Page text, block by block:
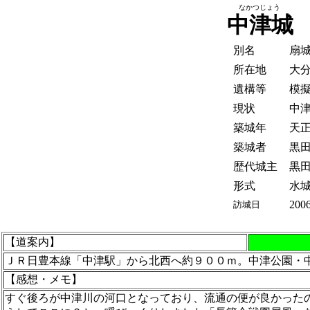
中津城
なかつじょう
【道案内】
ＪＲ日豊本線「中津駅」から北西へ約９００ｍ。中津公園
【感想・メモ】
すぐ後ろが中津川の河口となっており、流通の便が良かっ
別名
扇
所在地
大
遺構等
模
現状
中
築城年
天
築城者
黒
歴代城主
黒
形式
水
訪城日